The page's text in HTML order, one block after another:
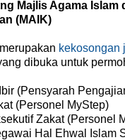
Majlis Agama Islam
(MAIK)
kekosongan
dibuka untuk
(Pensyarah
(Personel MyStep)
Zakat (Personel
Hal Ehwal Islam